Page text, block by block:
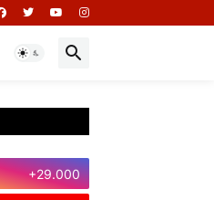
+29.000